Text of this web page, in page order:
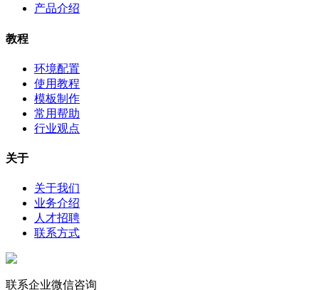
产品介绍
教程
环境配置
使用教程
模板制作
常用帮助
行业观点
关于
关于我们
业务介绍
人才招聘
联系方式
联系企业微信咨询